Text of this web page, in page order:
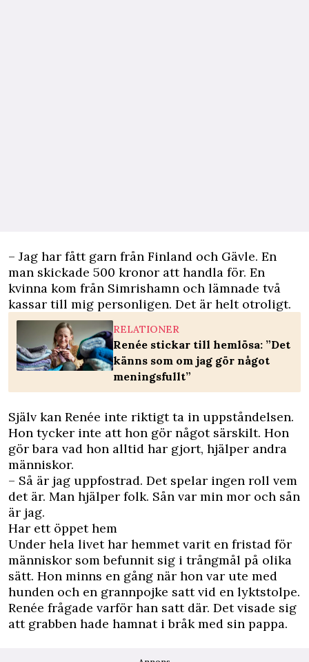
– Jag har fått garn från Finland och Gävle. En
man skickade 500 kronor att handla för. En
kvinna kom från Simrishamn och lämnade två
kassar till mig personligen. Det är helt otroligt.
RELATIONER
Renée stickar till hemlösa: ”Det
känns som om jag gör något
meningsfullt”
Själv kan Renée inte riktigt ta in uppståndelsen.
Hon tycker inte att hon gör något särskilt. Hon
gör bara vad hon alltid har gjort, hjälper andra
människor.
– Så är jag uppfostrad. Det spelar ingen roll vem
det är. Man hjälper folk. Sån var min mor och sån
är jag.
Har ett öppet hem
Under hela livet har hemmet varit en fristad för
människor som befunnit sig i trångmål på olika
sätt. Hon minns en gång när hon var ute med
hunden och en grannpojke satt vid en lyktstolpe.
Renée frågade varför han satt där. Det visade sig
att grabben hade hamnat i bråk med sin pappa.